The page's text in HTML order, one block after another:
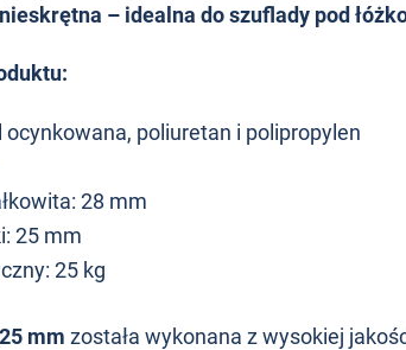
– idealna do szuflady pod
ocynkowana, poliuretan i polipropylen
28 mm
25 mm
25 kg
mm została wykonana z wysokiej